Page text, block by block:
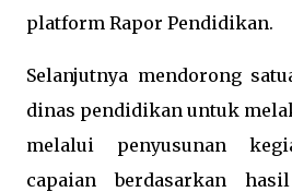
platform Rapor Pendidikan.
Selanjutnya mendorong
dinas pendidikan untuk
melalui penyusunan
capaian berdasarkan